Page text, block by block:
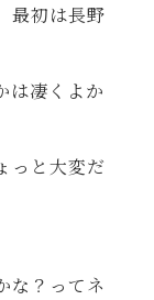
最初は長野
は凄くよか
っと大変だ
な？ってネ